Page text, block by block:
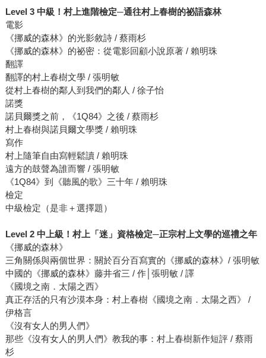
Level 3 中級！村上進階檢定─通往村上春樹的祕語森林
電影
《挪威的森林》的光影敘詩 / 蔡雨杉
《挪威的森林》的祕密：從電影回顧小說原著 / 賴明珠
翻譯
翻譯的村上春樹文學 / 張明敏
從村上春樹的鄰人到我們的鄰人 / 徐子怡
諾獎
諾貝爾獎之前，《1Q84》之後 / 蔡雨杉
村上春樹與諾貝爾文學獎 / 賴明珠
寫作
村上隨筆自由寫輕鬆讀 / 賴明珠
遠方的鼓聲為誰而響 / 張明敏
《1Q84》到《聽風的歌》三十年 / 賴明珠
檢定
中級檢定（是非＋選擇題）
Level 2 中上級！村上「迷」資格檢定─正宗村上文學的巡禮之年
《挪威的森林》
三角關係與兩個世界：關於百分百寫實的《挪威的森林》/ 張明敏
中國的《挪威的森林》藤井省三 / 作│張明敏 / 譯
《國境之南．太陽之西》
真正存活的只有沙漠本身：村上春樹《國境之南．太陽之西》 /
伊格言
《沒有女人的男人們》
那些《沒有女人的男人們》教我的事：村上春樹新作短評 / 蔡雨
杉